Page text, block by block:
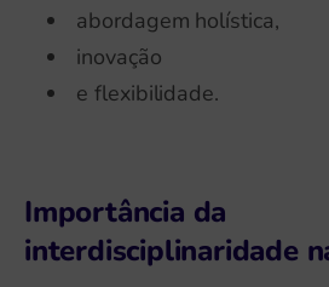
abordagem holística,
inovação
e flexibilidade.
Importância da
interdisciplinaridade